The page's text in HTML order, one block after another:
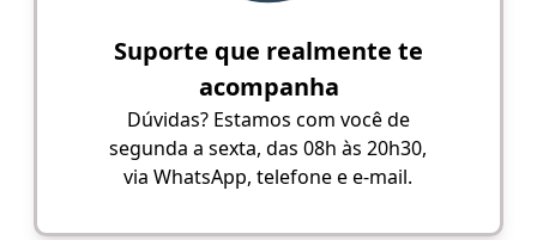
Suporte que realmente te
acompanha
Dúvidas? Estamos com você de
segunda a sexta, das 08h às 20h30,
via WhatsApp, telefone e e-mail.